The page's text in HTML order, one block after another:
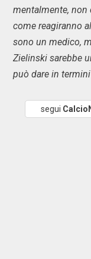
mentalmente, non
come reagiranno
sono un medico,
Zielinski sarebbe
può dare in
segui